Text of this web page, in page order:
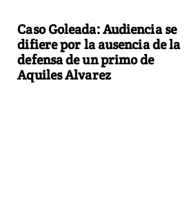
Caso Goleada: Audiencia se
difiere por la ausencia de la
defensa de un primo de
Aquiles Alvarez